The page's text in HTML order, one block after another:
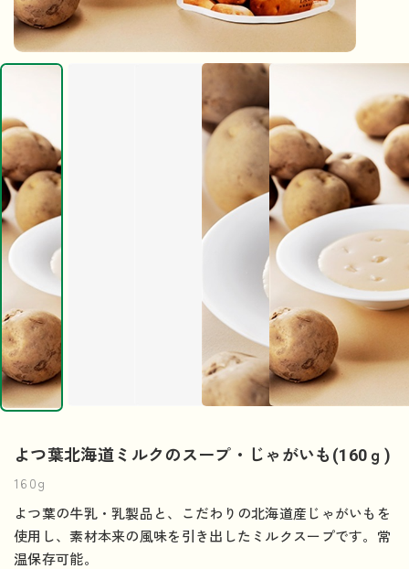
よつ葉北海道ミルクのスープ・じゃがいも(160ｇ)
160g
よつ葉の牛乳・乳製品と、こだわりの北海道産じゃがいもを
使用し、素材本来の風味を引き出したミルクスープです。常
温保存可能。